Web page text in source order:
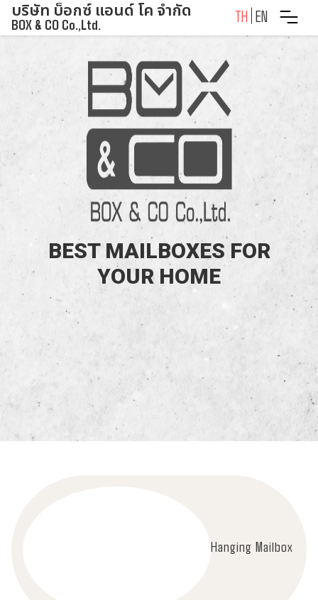
Skipบริษัท บ็อกซ์ แอนด์ โค จำกัด
BOX & CO Co.,Ltd. TH EN
BEST MAILBOXES FOR
YOUR HOME
Hanging Mailbox